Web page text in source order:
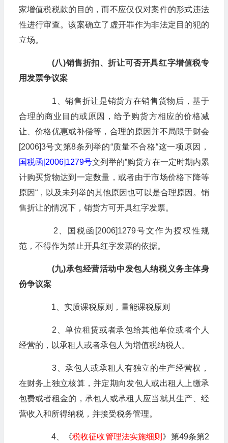
家增值税税款的目的，而不应仅仅对案件的形式违法
性进行审查。该案确立了虚开罪作为非法定目的犯的
立场。
(八)销售折扣、折让可否开具红字增值税专
用发票争议案
1、销售折让是销货方在销售货物后，基于
合理的商业目的或原因，给予购货方相应的价格减
让、价格优惠或补偿等，合理的原因并不局限于财会
[2006]3号文第8条列举的“质量不合格“这一项原因，
国税函[2006]1279号文列举的”购货方在一定时期内累
计购买货物达到一定数量，或者由于市场价格下降等
原因“，以及未列举的其他原因也可以是合理原因。销
售折让的情况下，销货方可开具红字发票。
2、国税函[2006]1279号文作为授权性规
范，不得作为禁止开具红字发票的依据。
(九)承包经营活动中发包人纳税义务主体身
份争议案
1、实质课税原则，量能课税原则
2、单位租赁或者承包给其他单位或者个人
经营的，以承租人或者承包人为增值税纳税人。
3、承包人或承租人有独立的生产经营权，
在财务上独立核算，并定期向发包人或出租人上缴承
包费或者租金的，承包人或承租人应当就其生产、经
营收入和所得纳税，并接受税务管理。
4、《税收征收管理法实施细则 》第49条第2